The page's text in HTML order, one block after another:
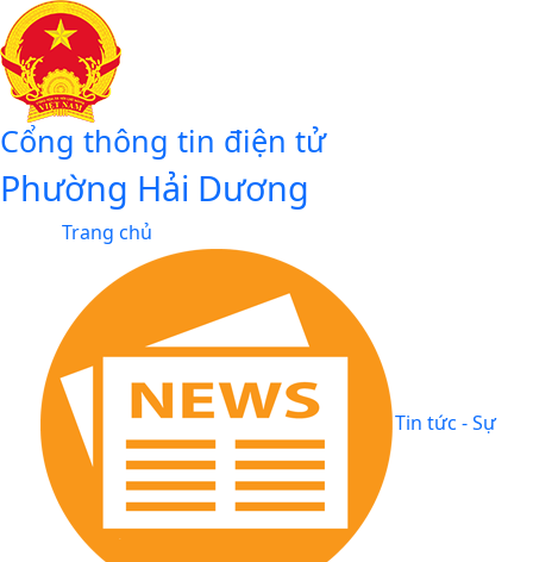
Cổng thông tin điện tử
Phường Hải Dương
Trang chủ
Tin tức - Sự